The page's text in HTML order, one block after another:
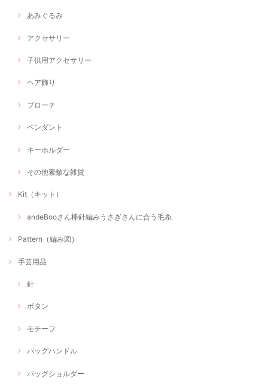
あみぐるみ
アクセサリー
子供用アクセサリー
ヘア飾り
ブローチ
ペンダント
キーホルダー
その他素敵な雑貨
Kit（キット）
andeBooさん棒針編みうさぎさんに合う毛糸
Pattern（編み図）
手芸用品
針
ボタン
モチーフ
バッグハンドル
バッグショルダー